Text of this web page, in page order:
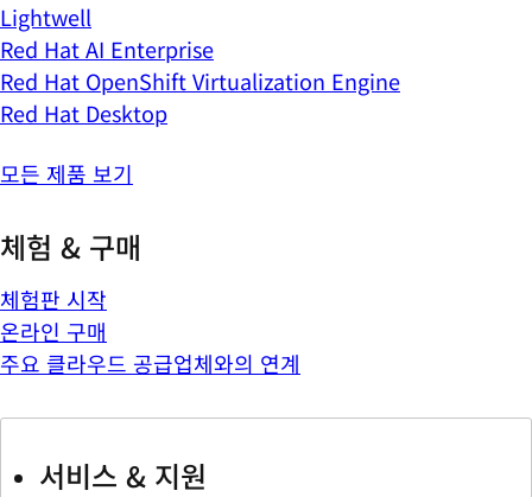
Lightwell
Red Hat AI Enterprise
Red Hat OpenShift Virtualization Engine
Red Hat Desktop
모든 제품 보기
체험 & 구매
체험판 시작
온라인 구매
주요 클라우드 공급업체와의 연계
서비스 & 지원